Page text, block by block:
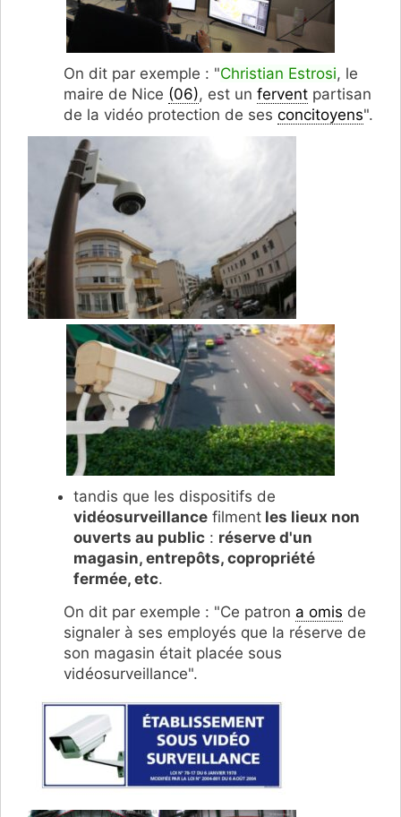
On dit par exemple : "Christian Estrosi, le
maire de Nice (06), est un fervent partisan
de la vidéo protection de ses concitoyens".
tandis que les dispositifs de
vidéosurveillance filment les lieux non
ouverts au public : réserve d'un
magasin, entrepôts, copropriété
fermée, etc.
On dit par exemple : "Ce patron a omis de
signaler à ses employés que la réserve de
son magasin était placée sous
vidéosurveillance".